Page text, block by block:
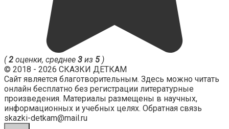
(2 оценки, среднее 3 из 5)
© 2018 - 2026 СКАЗКИ ДЕТКАМ
Сайт является благотворительным. Здесь можно читать
онлайн бесплатно без регистрации литературные
произведения. Материалы размещены в научных,
информационных и учебных целях. Обратная связь
skazki-detkam@mail.ru